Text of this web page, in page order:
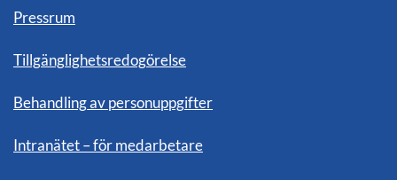
Pressrum
Tillgänglighetsredogörelse
Behandling av personuppgifter
Intranätet – för medarbetare